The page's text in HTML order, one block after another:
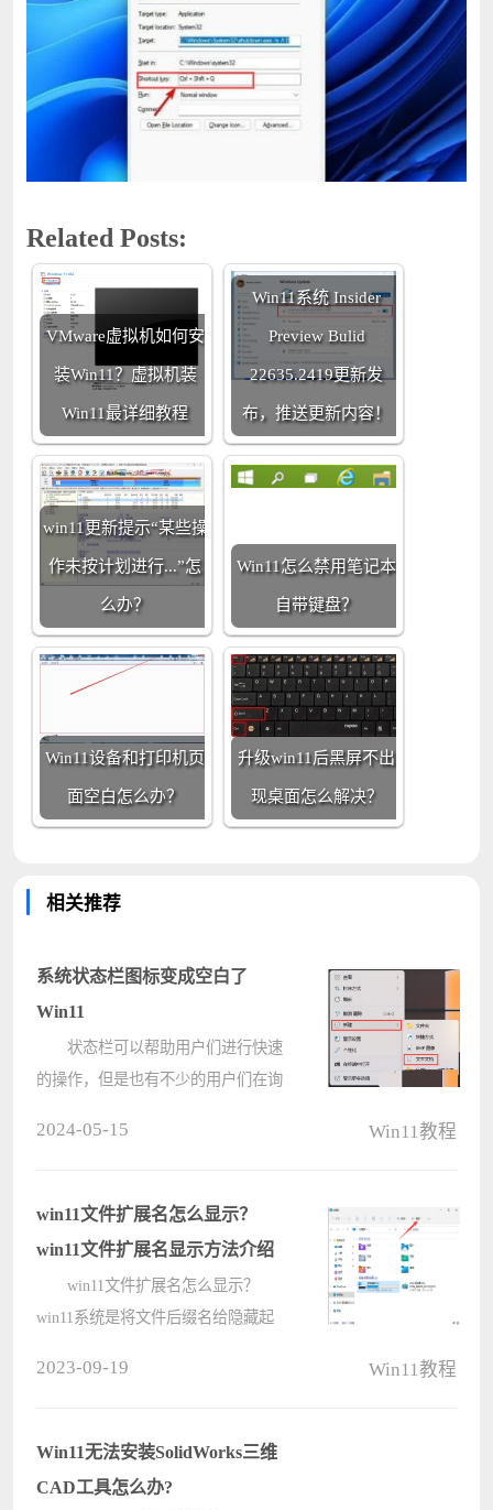
Related Posts:
VMware虚拟机如何安
装Win11？虚拟机装
Win11最详细教程
Win11系统 Insider
Preview Bulid
22635.2419更新发
布，推送更新内容！
win11更新提示“某些操
作未按计划进行...”怎
么办？
Win11怎么禁用笔记本
自带键盘？
Win11设备和打印机页
面空白怎么办？
升级win11后黑屏不出
现桌面怎么解决？
相关推荐
系统状态栏图标变成空白了
Win11
状态栏可以帮助用户们进行快速
的操作，但是也有不少的用户们在询
以了。下面就让本站来为用户们来仔
细的介绍????
2024-05-15 Win11教程
win11文件扩展名怎么显示？
win11文件扩展名显示方法介绍
win11文件扩展名怎么显示？
win11系统是将文件后缀名给隐藏起
细的介绍一下win11文件扩展名显示
方法介绍????
2023-09-19 Win11教程
Win11无法安装SolidWorks三维
CAD工具怎么办?